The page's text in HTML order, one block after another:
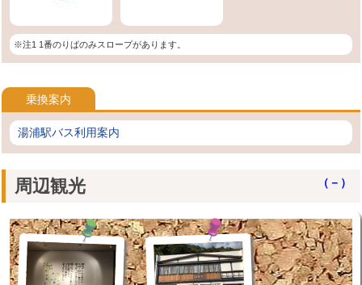
※注1 1番のりばのみスロープがあります。
乗換案内
湯浦駅バス利用案内
周辺観光 （－）